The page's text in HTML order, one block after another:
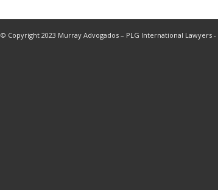
© Copyright 2023 Murray Advogados – PLG International Lawyers -